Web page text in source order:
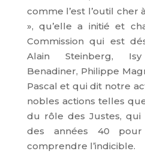
comme l’est l’outil cher
», qu’elle a initié et
Commission qui est
Alain Steinberg,
Benadiner, Philippe
Pascal et qui dit notre
nobles actions telles
du rôle des Justes, qui
des années 40
comprendre l’indicible.